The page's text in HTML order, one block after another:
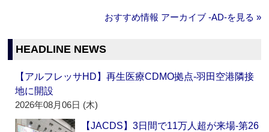
おすすめ情報 アーカイブ ‐AD‐を見る »
HEADLINE NEWS
【アルフレッサHD】再生医療CDMO拠点‐羽田空港隣接
地に開設
2026年08月06日 (木)
【JACDS】3日間で11万人超が来場‐第26